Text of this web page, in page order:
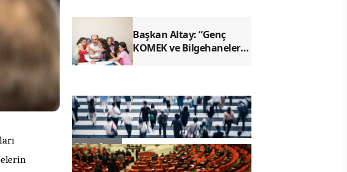
Başkan Altay: “Genç
KOMEK ve Bilgehanelerde
Gündem